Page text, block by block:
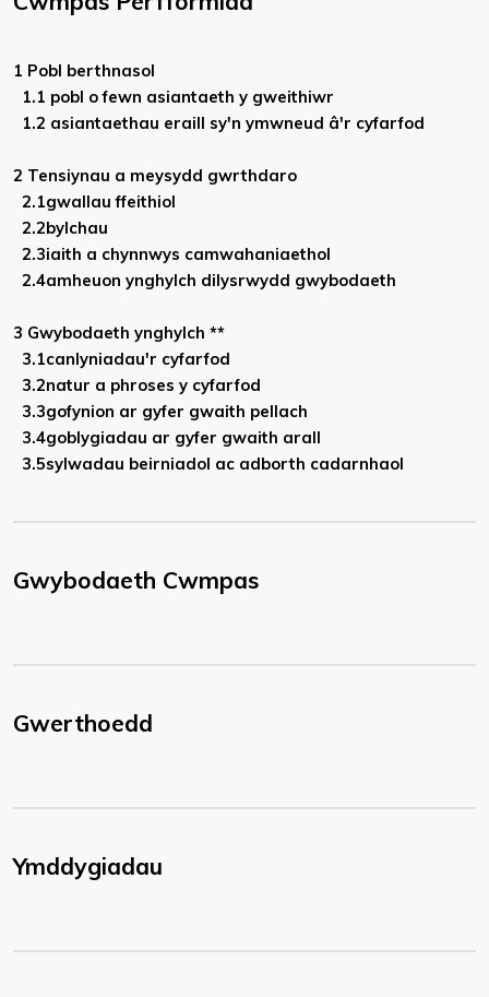
1 Pobl berthnasol
1.1 pobl o fewn asiantaeth y gweithiwr
1.2 asiantaethau eraill sy'n ymwneud â'r cyfarfod
2 Tensiynau a meysydd gwrthdaro
2.1gwallau ffeithiol
2.2bylchau
2.3iaith a chynnwys camwahaniaethol
2.4amheuon ynghylch dilysrwydd gwybodaeth
3 Gwybodaeth ynghylch **
3.1canlyniadau'r cyfarfod
3.2natur a phroses y cyfarfod
3.3gofynion ar gyfer gwaith pellach
3.4goblygiadau ar gyfer gwaith arall
3.5sylwadau beirniadol ac adborth cadarnhaol
Gwybodaeth Cwmpas
Gwerthoedd
Ymddygiadau